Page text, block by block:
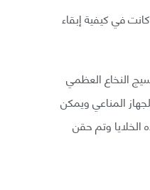
في كيفية إبقاء
النخاع العظمي
المناعي ويمكن
وتم حقن